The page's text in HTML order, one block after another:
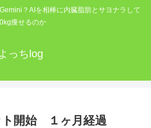
？AIを相棒に内臓脂肪とサヨナラして
痩せるのか
っちlog
ット開始 １ヶ月経過